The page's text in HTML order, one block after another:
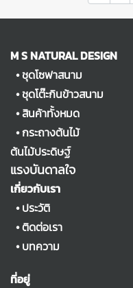
M S NATURAL DESIGN
•ชุดโซฟาสนาม
•ชุดโต๊ะกินข้าวสนาม
•สินค้าทั้งหมด
•กระถางต้นไม้
ต้นไม้ประดิษฐ์
แรงบันดาลใจ
เกี่ยวกับเรา
•ประวัติ
•ติดต่อเรา
•บทความ
ที่อยู่